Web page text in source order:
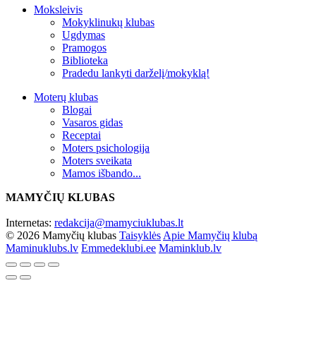
Moksleivis
Mokyklinukų klubas
Ugdymas
Pramogos
Biblioteka
Pradedu lankyti darželį/mokyklą!
Moterų klubas
Blogai
Vasaros gidas
Receptai
Moters psichologija
Moters sveikata
Mamos išbando...
MAMYČIŲ KLUBAS
Internetas: redakcija@mamyciuklubas.lt
© 2026 Mamyčių klubas Taisyklės Apie Mamyčių klubą
Maminuklubs.lv Emmedeklubi.ee Maminklub.lv